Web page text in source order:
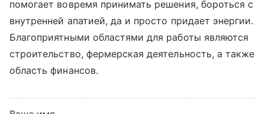
помогает вовремя принимать решения, бороться с
внутренней апатией, да и просто придает энергии.
Благоприятными областями для работы являются
строительство, фермерская деятельность, а также
область финансов.